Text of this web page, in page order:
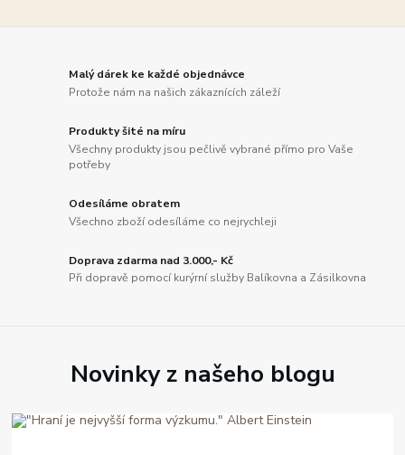
Malý dárek ke každé objednávce
Protože nám na našich zákaznících záleží
Produkty šité na míru
Všechny produkty jsou pečlivě vybrané přímo pro Vaše
potřeby
Odesíláme obratem
Všechno zboží odesíláme co nejrychleji
Doprava zdarma nad 3.000,- Kč
Při dopravě pomocí kurýrní služby Balíkovna a Zásilkovna
Novinky z našeho blogu